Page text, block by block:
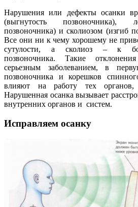
Нарушения или дефекты осанки
(выгнутость позвоночника),
позвоночника) и сколиозом (изгиб
Все они ни к чему хорошему не
сутулости, а сколиоз – к
позвоночника. Такие
серьезным заболеванием, в
позвоночника и корешков
влияют на работу тех органов,
Нарушенная осанка вызывает
внутренних органов и систем.
Исправляем осанку